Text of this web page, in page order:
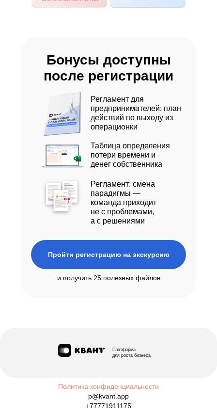
Бонусы доступны
после регистрации
Пройти регистрацию на экскурсию
Регламент для
предпринимателей: план
действий по выходу из
операционки
Регламент: смена
парадигмы —
команда приходит
не с проблемами,
а с решениями
Таблица определения
потери времени и
денег собственника
и получить 25 полезных файлов
Платформа
для роста бизнеса
Политика конфиденциальности
p@kvant.app
+77771911175